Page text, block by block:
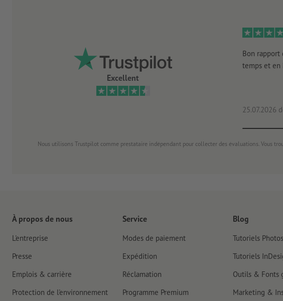
Excellent
Bon rapport
temps et en
25.07.2026
Nous utilisons Trustpilot comme prestataire indépendant pour collecter des évaluations. Vous
À propos de nous
L'entreprise
Presse
Emplois & carrière
Protection de l'environnement
Service
Modes de paiement
Expédition
Réclamation
Programme Premium
Blog
Tutoriels
Tutoriels
Outils & Fonts
Marketing &